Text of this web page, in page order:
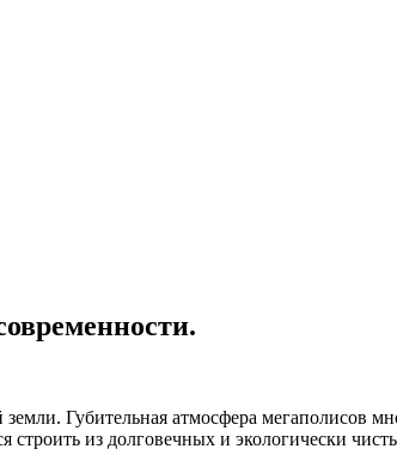
Губительная атмосфера мегаполисов
строить из долговечных и экологически